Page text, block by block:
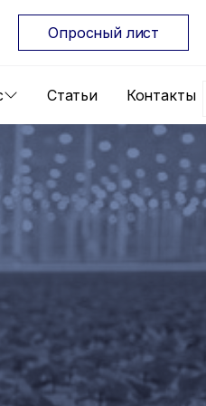
Статьи Контакты
Опросный лист